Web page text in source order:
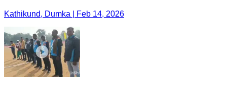
Kathikund, Dumka | Feb 14, 2026